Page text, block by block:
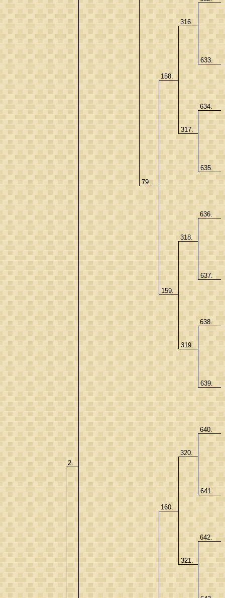
2.
79.
158.
316.
633.
317.
634.
635.
159.
318.
636.
637.
319.
638.
639.
160.
320.
640.
641.
321.
642.